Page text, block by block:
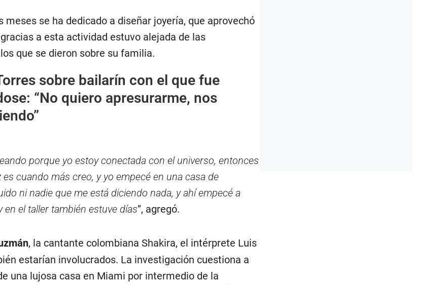
meses se ha dedicado a diseñar joyería, que aprovechó
a esta actividad estuvo alejada de las
que se dieron sobre su familia.
sobre bailarín con el que fue
“No quiero apresurarme, nos
porque yo estoy conectada con el universo, entonces
cuando más creo, y yo empecé en una casa de
ni nadie que me está diciendo nada, y ahí empecé a
en el taller también estuve días”, agregó.
, la cantante colombiana Shakira, el intérprete Luis
estarían involucrados. La investigación cuestiona a
una lujosa casa en Miami por intermedio de la